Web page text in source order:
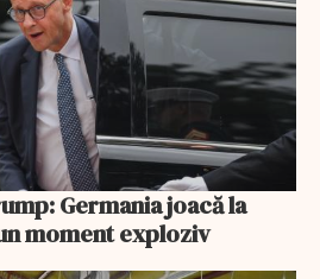
Germania joacă la
moment exploziv